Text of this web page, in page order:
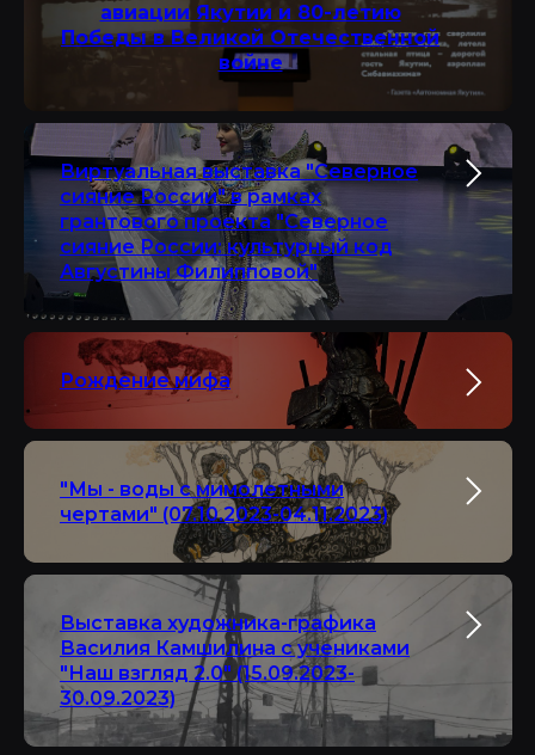
авиации Якутии и 80-летию
Победы в Великой Отечественной
войне
Виртуальная выставка "Северное
сияние России" в рамках
грантового проекта "Северное
сияние России: культурный код
Августины Филипповой"
Рождение мифа
"Мы - воды с мимолетными
чертами" (07.10.2023-04.11.2023)
Выставка художника-графика
Василия Камшилина с учениками
"Наш взгляд 2.0" (15.09.2023-
30.09.2023)